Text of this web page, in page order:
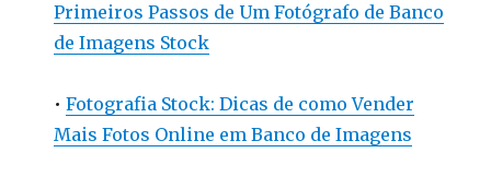
Primeiros Passos de Um Fotógrafo de Banco
de Imagens Stock
•Fotografia Stock: Dicas de como Vender
Mais Fotos Online em Banco de Imagens